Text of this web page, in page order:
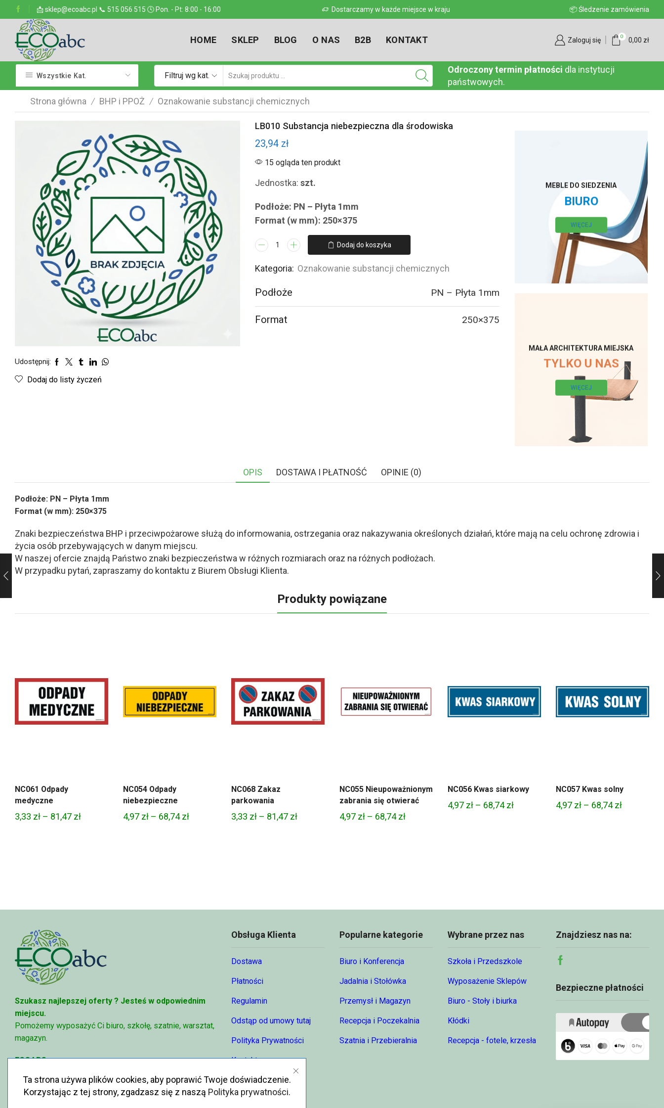
📩 sklep@ecoabc.pl 📞 515 056 515 🕓 Pon. - Pt: 8:00 - 16:00
w kraju Dostarczamy w każde miejsce w kraju Dostarczamy w każde miejsce w kraju 📦 Śledzenie zamówienia
HOME SKLEP BLOG O NAS B2B KONTAKT Zaloguj się 0 0,00 zł
Wszystkie Kat. Filtruj wg kat.
wyszukiwania
Odroczony termin płatności dla instytucji
państwowych.
Strona główna / BHP i PPOŻ / Oznakowanie substancji chemicznych
Udostępnij:
Dodaj do listy życzeń
LB010 Substancja niebezpieczna dla środowiska
23,94 zł
15 ogląda ten produkt
Jednostka:szt.
Podłoże: PN – Płyta 1mm
Format (w mm): 250×375
ilość
Substancja
dla
środowiska
Dodaj do koszyka
Kategoria: Oznakowanie substancji chemicznych
Podłoże PN – Płyta 1mm
Format 250×375
MEBLE DO SIEDZENIA
BIURO
WIĘCEJ
MAŁA ARCHITEKTURA MIEJSKA
TYLKO U NAS
WIĘCEJ
OPIS DOSTAWA I PŁATNOŚĆ OPINIE (0)
Podłoże: PN – Płyta 1mm
Format (w mm): 250×375
Znaki bezpieczeństwa BHP i przeciwpożarowe służą do informowania, ostrzegania oraz nakazywania określonych działań, które mają na celu ochronę zdrowia i
życia osób przebywających w danym miejscu.
W naszej ofercie znajdą Państwo znaki bezpieczeństwa w różnych rozmiarach oraz na różnych podłożach.
W przypadku pytań, zapraszamy do kontaktu z Biurem Obsługi Klienta.
Produkty powiązane
NC061 Odpady
medyczne
3,33 zł – 81,47 złZakres
NC054 Odpady
niebezpieczne
4,97 zł – 68,74złZakres
NC068 Zakaz
parkowania
3,33 zł – 81,47 złZakres
NC055 Nieupoważnionym
zabrania się otwierać
4,97 zł – 68,74złZakres
NC056 Kwas siarkowy
4,97 zł – 68,74złZakres
NC057 Kwas solny
4,97 zł – 68,74złZakres
Szukasz najlepszej oferty ? Jesteś w odpowiednim
miejscu.
Pomożemy wyposażyć Ci biuro, szkołę, szatnie, warsztat,
magazyn.
ECOABC
515-056-515
Królewska 6, 05-825 Grodzisk Mazowiecki
Obsługa Klienta
Dostawa
Płatności
Regulamin
Odstąp od umowy tutaj
Polityka Prywatności
Kontakt
O nas
Popularne kategorie
Biuro i Konferencja
Jadalnia i Stołówka
Przemysł i Magazyn
Recepcja i Poczekalnia
Szatnia i Przebieralnia
Wybrane przez nas
Szkoła i Przedszkole
Wyposażenie Sklepów
Biuro - Stoły i biurka
Kłódki
Recepcja - fotele, krzesła
Znajdziesz nas na:
Facebook
Bezpieczne płatności
Ta strona używa plików cookies, aby poprawić Twoje doświadczenie.
Korzystając z tej strony, zgadzasz się z naszą Polityka prywatności.